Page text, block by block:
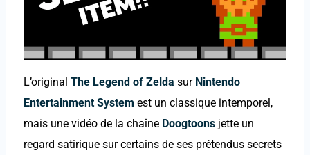
L’original The Legend of Zelda sur Nintendo
Entertainment System est un classique intemporel,
mais une vidéo de la chaîne Doogtoonsjette un
regard satirique sur certains de ses prétendus secrets